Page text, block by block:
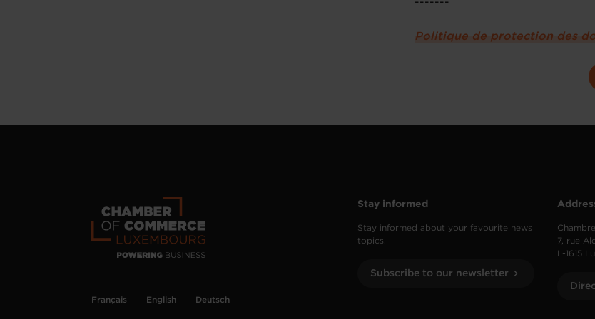
-------
Politique de protection des
Français English Deutsch
Stay informed
Stay informed about your favourite news
topics.
Subscribe to our newsletter
7, rue
L-1615